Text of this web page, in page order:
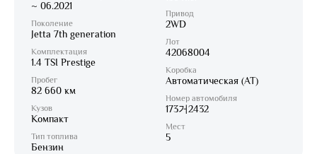
~ 06.2021
Поколение
Jetta 7th generation
Комплектация
1.4 TSI Prestige
Пробег
82 660 км
Кузов
Компакт
Тип топлива
Бензин
Привод
2WD
Лот
42068004
Коробка
Автоматическая (AT)
Номер автомобиля
173거2432
Мест
5